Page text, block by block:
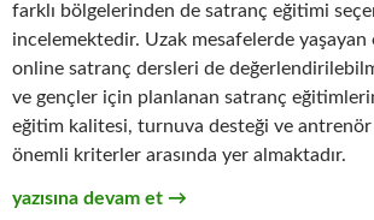
farklı bölgelerinden de satranç eğitimi
incelemektedir. Uzak mesafelerde
online satranç dersleri de
ve gençler için planlanan satranç
eğitim kalitesi, turnuva desteği ve
önemli kriterler arasında yer almaktadır.
Antalya Satranç Kursu: Çocuk ve
yazısına devam et →